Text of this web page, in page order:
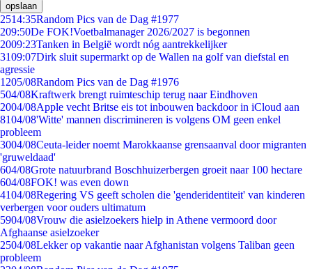
opslaan
2514:35Random Pics van de Dag #1977
209:50De FOK!Voetbalmanager 2026/2027 is begonnen
2009:23Tanken in België wordt nóg aantrekkelijker
3109:07Dirk sluit supermarkt op de Wallen na golf van diefstal en
agressie
1205/08Random Pics van de Dag #1976
504/08Kraftwerk brengt ruimteschip terug naar Eindhoven
2004/08Apple vecht Britse eis tot inbouwen backdoor in iCloud aan
8104/08'Witte' mannen discrimineren is volgens OM geen enkel
probleem
3004/08Ceuta-leider noemt Marokkaanse grensaanval door migranten
'gruweldaad'
604/08Grote natuurbrand Boschhuizerbergen groeit naar 100 hectare
604/08FOK! was even down
4104/08Regering VS geeft scholen die 'genderidentiteit' van kinderen
verbergen voor ouders ultimatum
5904/08Vrouw die asielzoekers hielp in Athene vermoord door
Afghaanse asielzoeker
2504/08Lekker op vakantie naar Afghanistan volgens Taliban geen
probleem